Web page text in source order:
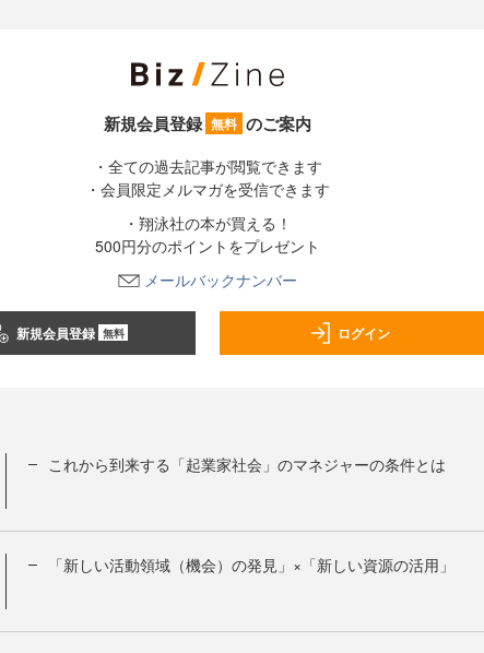
新規会員登録 無料 のご案内
・全ての過去記事が閲覧できます
・会員限定メルマガを受信できます
・翔泳社の本が買える！
500円分のポイントをプレゼント
メールバックナンバー
新規会員登録 無料 ログイン
これから到来する「起業家社会」のマネジャーの条件とは
「新しい活動領域（機会）の発見」×「新しい資源の活用」